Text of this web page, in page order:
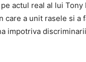
actul real al lui Tony
a unit rasele si a
impotriva